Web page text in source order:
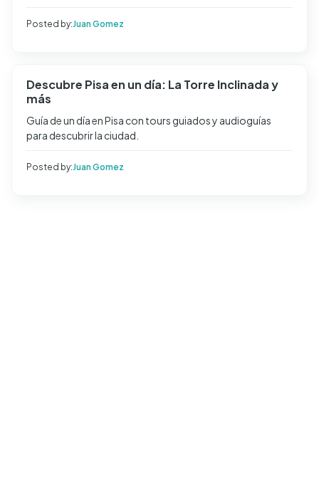
Posted by:Juan Gomez
Descubre Pisa en un día: La Torre Inclinada y
más
Guía de un día en Pisa con tours guiados y audioguías
para descubrir la ciudad.
Posted by:Juan Gomez